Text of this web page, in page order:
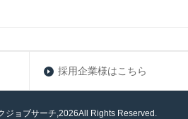
採用企業様はこちら
ジョブサーチ,2026All Rights Reserved.